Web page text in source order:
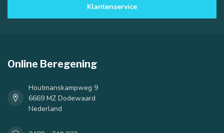
Klantenservice
Online Beregening
Houtmanskampweg 9
6669 MZ Dodewaard
Nederland